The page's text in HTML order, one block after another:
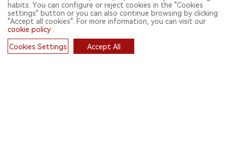
CONTACT: INFO@2FIRSTS.COM
habits. You can configure or reject cookies in the "Cookies
settings" button or you can also continue browsing by clicking
"Accept all cookies". For more information, you can visit our
cookie policy
Cookies Settings
Accept All